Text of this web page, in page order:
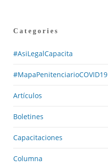
Categories
#AsiLegalCapacita
#MapaPenitenciarioCOVID19
Artículos
Boletines
Capacitaciones
Columna